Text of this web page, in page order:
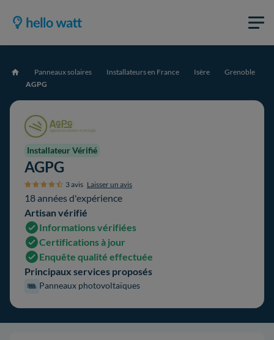
Accueil Panneaux solaires Installateurs en France Isère
Grenoble
AGPG
Installateur Vérifié
AGPG
3 avis Laisser un avis
18 années d'expérience
Artisan vérifié
Informations vérifiées
Certifications à jour
Enquête qualité effectuée
Principaux services proposés
Panneaux photovoltaïques